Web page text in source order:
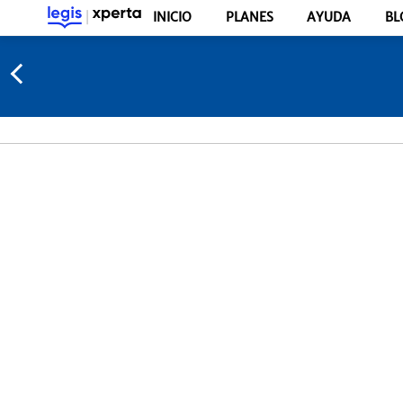
INICIO PLANES AYUDA